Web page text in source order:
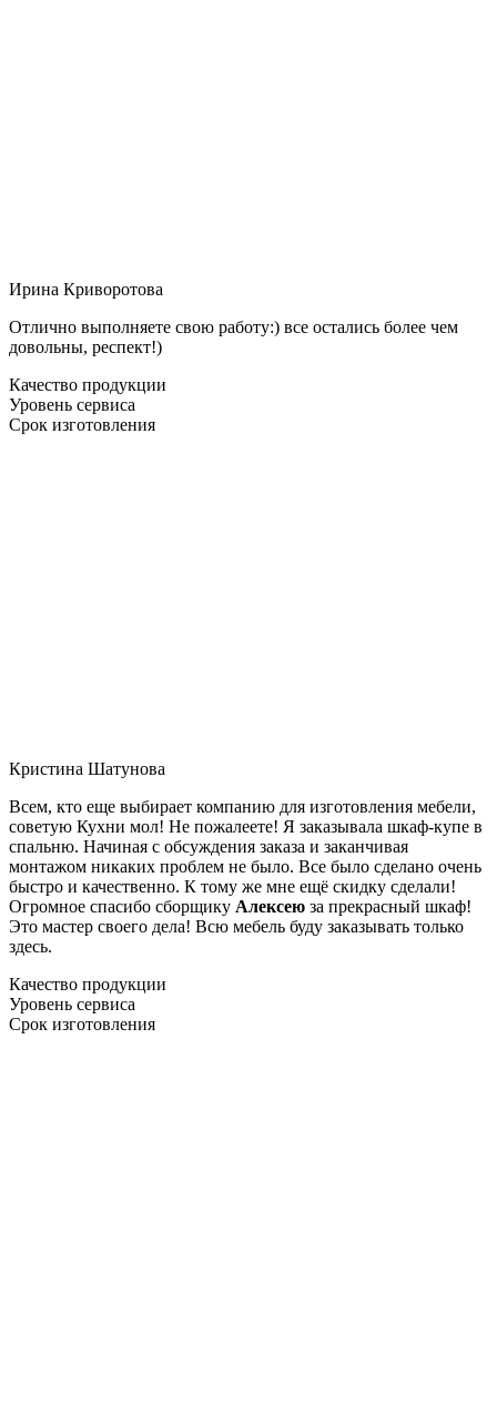
Ирина Криворотова
Отлично выполняете свою работу:) все остались более чем
довольны, респект!)
Качество продукции
Уровень сервиса
Срок изготовления
Кристина Шатунова
Всем, кто еще выбирает компанию для изготовления мебели,
советую Кухни мол! Не пожалеете! Я заказывала шкаф-купе в
спальню. Начиная с обсуждения заказа и заканчивая
монтажом никаких проблем не было. Все было сделано очень
быстро и качественно. К тому же мне ещё скидку сделали!
Огромное спасибо сборщику Алексею за прекрасный шкаф!
Это мастер своего дела! Всю мебель буду заказывать только
здесь.
Качество продукции
Уровень сервиса
Срок изготовления